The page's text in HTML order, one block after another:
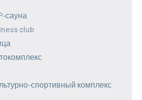
сауна
club
спортивный комплекс